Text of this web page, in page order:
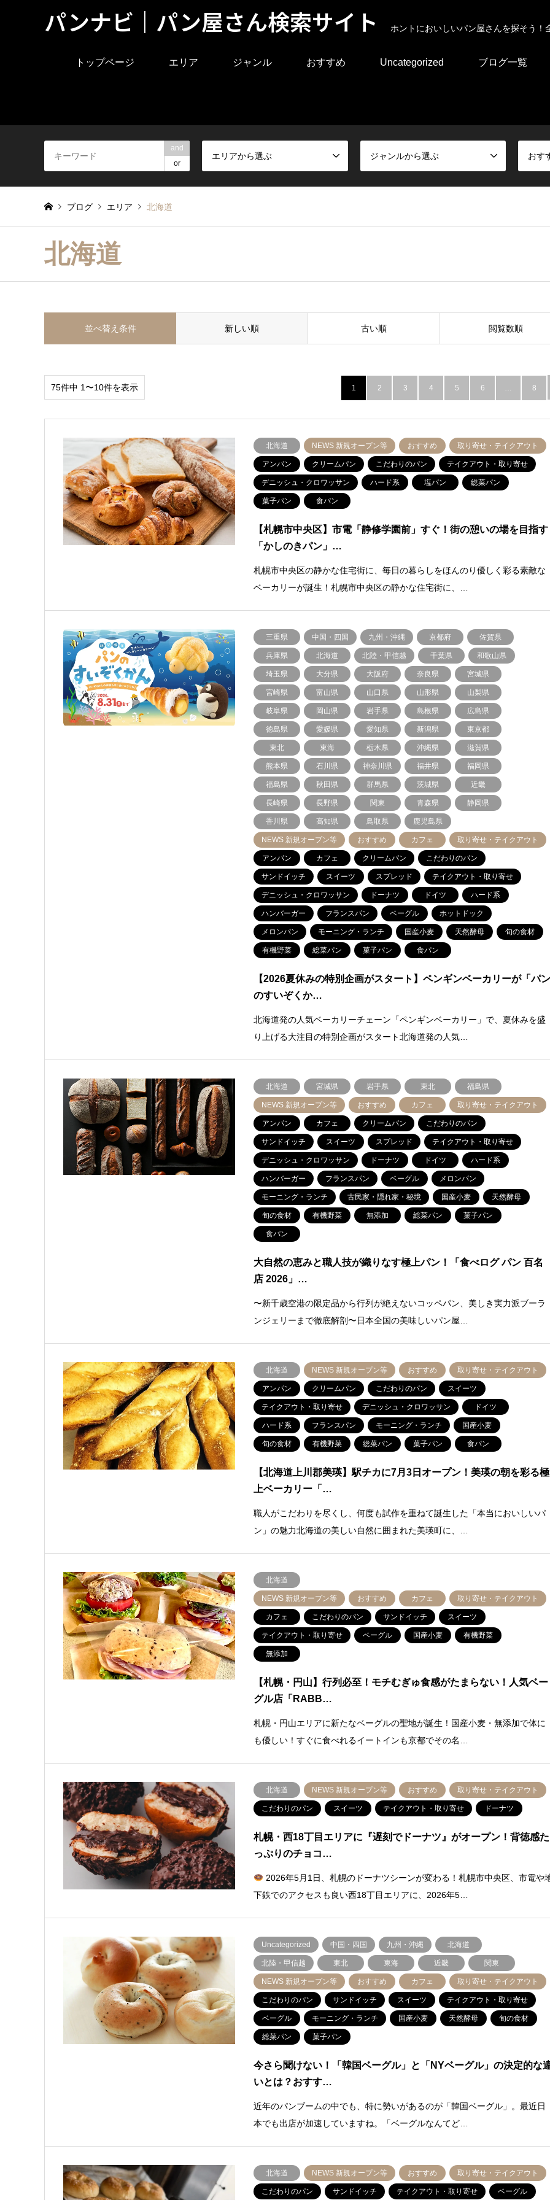
パンナビ｜パン屋さん検索サイト ホントにおいしいパン屋さんを探そう
トップページ エリア ジャンル おすすめ Uncategorized ブログ一覧
and
or
エリアから選ぶ ジャンルから選ぶ おす
ブログ エリア 北海道
北海道
並べ替え条件 新しい順 古い順 閲覧数順
75件中 1〜10件を表示 1 2 3 4 5 6 … 8
北海道 NEWS 新規オープン等 おすすめ 取り寄せ・テイクアウト
アンパン クリームパン こだわりのパン テイクアウト・取り寄せ
デニッシュ・クロワッサン ハード系 塩パン 総菜パン
菓子パン 食パン
【札幌市中央区】市電「静修学園前」すぐ！街の憩いの場を目指す
「かしのきパン」…
札幌市中央区の静かな住宅街に、毎日の暮らしをほんのり優しく彩る素敵な
ベーカリーが誕生！札幌市中央区の静かな住宅街に、…
三重県 中国・四国 九州・沖縄 京都府 佐賀県
兵庫県 北海道 北陸・甲信越 千葉県 和歌山県
埼玉県 大分県 大阪府 奈良県 宮城県
宮崎県 富山県 山口県 山形県 山梨県
岐阜県 岡山県 岩手県 島根県 広島県
徳島県 愛媛県 愛知県 新潟県 東京都
東北 東海 栃木県 沖縄県 滋賀県
熊本県 石川県 神奈川県 福井県 福岡県
福島県 秋田県 群馬県 茨城県 近畿
長崎県 長野県 関東 青森県 静岡県
香川県 高知県 鳥取県 鹿児島県
NEWS 新規オープン等 おすすめ カフェ 取り寄せ・テイクアウト
アンパン カフェ クリームパン こだわりのパン
サンドイッチ スイーツ スプレッド テイクアウト・取り寄せ
デニッシュ・クロワッサン ドーナツ ドイツ ハード系
ハンバーガー フランスパン ベーグル ホットドック
メロンパン モーニング・ランチ 国産小麦 天然酵母 旬の食材
有機野菜 総菜パン 菓子パン 食パン
【2026夏休みの特別企画がスタート】ペンギンベーカリーが「パ
のすいぞくか…
北海道発の人気ベーカリーチェーン「ペンギンベーカリー」で、夏休みを盛
り上げる大注目の特別企画がスタート北海道発の人気…
北海道 宮城県 岩手県 東北 福島県
NEWS 新規オープン等 おすすめ カフェ 取り寄せ・テイクアウト
アンパン カフェ クリームパン こだわりのパン
サンドイッチ スイーツ スプレッド テイクアウト・取り寄せ
デニッシュ・クロワッサン ドーナツ ドイツ ハード系
ハンバーガー フランスパン ベーグル メロンパン
モーニング・ランチ 古民家・隠れ家・秘境 国産小麦 天然酵母
旬の食材 有機野菜 無添加 総菜パン 菓子パン
食パン
大自然の恵みと職人技が織りなす極上パン！「食べログ パン 百名
店 2026」…
〜新千歳空港の限定品から行列が絶えないコッペパン、美しき実力派ブーラ
ンジェリーまで徹底解剖〜日本全国の美味しいパン屋…
北海道 NEWS 新規オープン等 おすすめ 取り寄せ・テイクアウト
アンパン クリームパン こだわりのパン スイーツ
テイクアウト・取り寄せ デニッシュ・クロワッサン ドイツ
ハード系 フランスパン モーニング・ランチ 国産小麦
旬の食材 有機野菜 総菜パン 菓子パン 食パン
【北海道上川郡美瑛】駅チカに7月3日オープン！美瑛の朝を彩る極
上ベーカリー「…
職人がこだわりを尽くし、何度も試作を重ねて誕生した「本当においしいパ
ン」の魅力北海道の美しい自然に囲まれた美瑛町に、…
北海道
NEWS 新規オープン等 おすすめ カフェ 取り寄せ・テイクアウト
カフェ こだわりのパン サンドイッチ スイーツ
テイクアウト・取り寄せ ベーグル 国産小麦 有機野菜
無添加
【札幌・円山】行列必至！モチむぎゅ食感がたまらない！人気ベー
グル店「RABB…
札幌・円山エリアに新たなベーグルの聖地が誕生！国産小麦・無添加で体に
も優しい！すぐに食べれるイートインも京都でその名…
北海道 NEWS 新規オープン等 おすすめ 取り寄せ・テイクアウト
こだわりのパン スイーツ テイクアウト・取り寄せ ドーナツ
札幌・西18丁目エリアに『遅刻でドーナツ』がオープン！背徳感た
っぷりのチョコ…
2026年5月1日、札幌のドーナツシーンが変わる！札幌市中央区、市電や
下鉄でのアクセスも良い西18丁目エリアに、2026年5…
Uncategorized 中国・四国 九州・沖縄 北海道
北陸・甲信越 東北 東海 近畿 関東
NEWS 新規オープン等 おすすめ カフェ 取り寄せ・テイクアウト
こだわりのパン サンドイッチ スイーツ テイクアウト・取り寄せ
ベーグル モーニング・ランチ 国産小麦 天然酵母 旬の食材
総菜パン 菓子パン
今さら聞けない！「韓国ベーグル」と「NYベーグル」の決定的な
いとは？おすす…
近年のパンブームの中でも、特に勢いがあるのが「韓国ベーグル」。最近日
本でも出店が加速していますね。「ベーグルなんてど…
北海道 NEWS 新規オープン等 おすすめ 取り寄せ・テイクアウト
こだわりのパン サンドイッチ テイクアウト・取り寄せ ベーグル